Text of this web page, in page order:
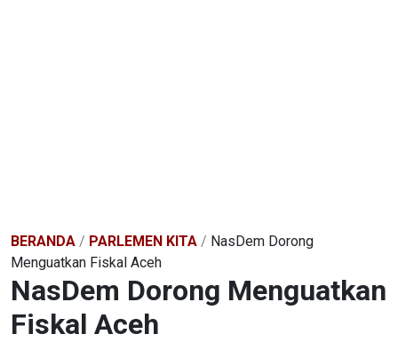
BERANDA / PARLEMEN KITA / NasDem Dorong
Menguatkan Fiskal Aceh
NasDem Dorong Menguatkan
Fiskal Aceh